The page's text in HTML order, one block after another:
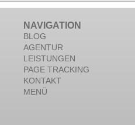
NAVIGATION
BLOG
AGENTUR
LEISTUNGEN
PAGE TRACKING
KONTAKT
MENÜ